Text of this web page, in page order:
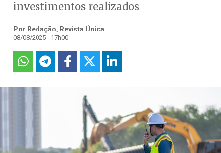
investimentos realizados
Por Redação, Revista Única
08/08/2025 - 17h00